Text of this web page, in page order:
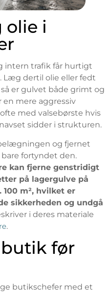
i
intern trafik får hurtigt
Læg dertil olie eller fedt
er gulvet både grimt og
mere aggressiv
med valsebørste hvis
sidder i strukturen.
og fjernet
fortyndet den.
kan fjerne genstridigt
på lagergulve på
m², hvilket er
sikkerheden og undgå
i deres materiale
.
før
butikschefer med et